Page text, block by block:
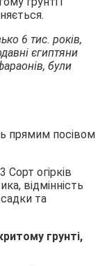
6 тис. років,
єгиптяни
були
прямим посівом
грунті,